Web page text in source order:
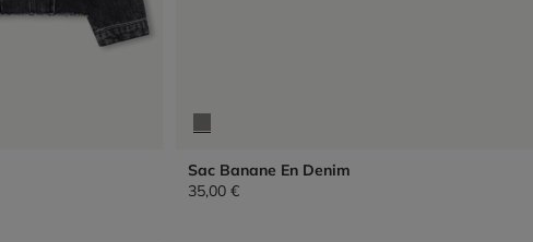
Sac Banane En Denim
35,00 €